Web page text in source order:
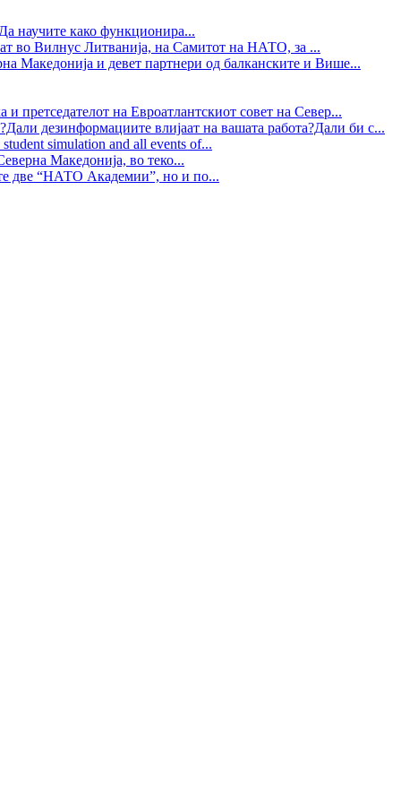
научите како функционира...
во Вилнус Литванија, на Самитот на НАТО, за ...
Македонија и девет партнери од балканските и Више...
претседателот на Евроатлантскиот совет на Север...
дезинформациите влијаат на вашата работа?Дали би с...
simulation and all events of...
Македонија, во теко...
две “НАТО Академии”, но и по...